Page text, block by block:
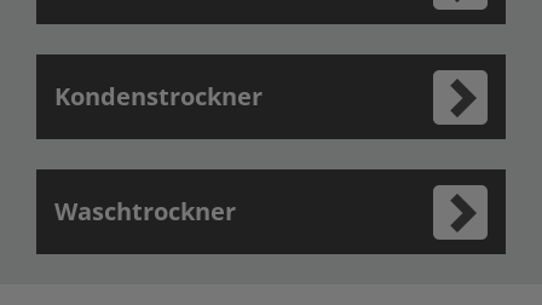
Kondenstrockner
Waschtrockner